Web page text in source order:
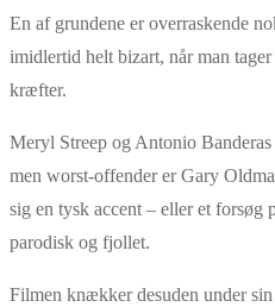
En af grundene er overraskende
imidlertid helt bizart, når man
kræfter.
Meryl Streep og Antonio
men worst-offender er Gary
sig en tysk accent – eller et forsøg
parodisk og fjollet.
Filmen knækker desuden under